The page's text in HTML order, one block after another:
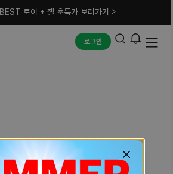
BEST 토이 + 젤 초특가 보러가기 >
로그인